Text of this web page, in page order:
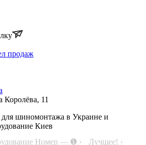
продаж
11
шиномонтажа в Украине и
Киев
Номер — ❶ › Лучшее! ›